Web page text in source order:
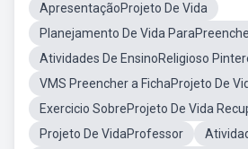
ApresentaçãoProjeto De Vida
Planejamento De Vida
Atividades De EnsinoReligioso
VMS Preencher a FichaProjeto De
Exercicio SobreProjeto De Vida
Projeto De VidaProfessor